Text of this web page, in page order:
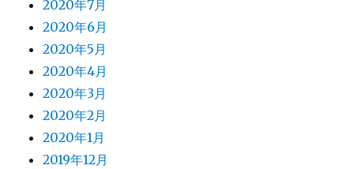
2020年7月
2020年6月
2020年5月
2020年4月
2020年3月
2020年2月
2020年1月
2019年12月